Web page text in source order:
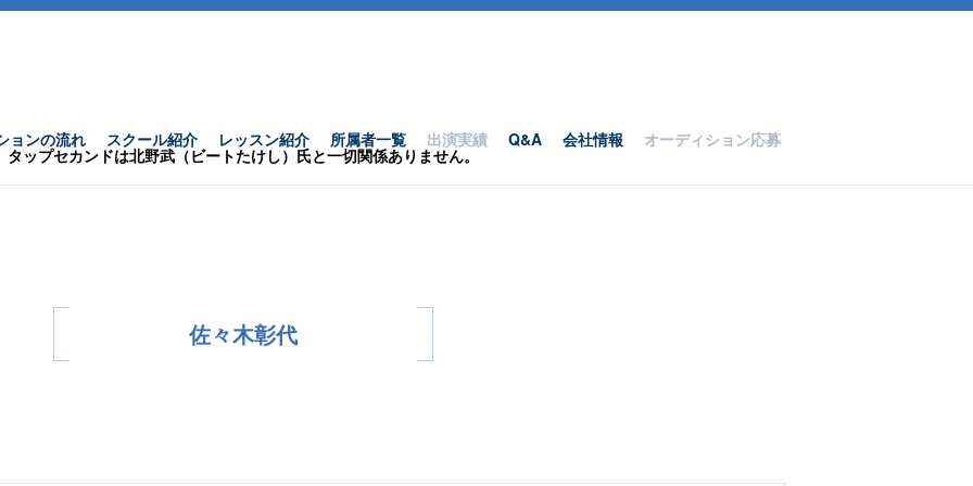
ョンの流れ スクール紹介 レッスン紹介 所属者一覧 出演実績 Q&A 会社情報 オーディション応募
タップセカンドは北野武（ビートたけし）氏と一切関係ありません。
佐々木彰代